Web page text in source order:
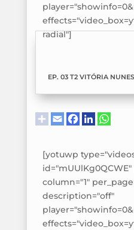
radial"]
EP. 03 T2 VITÓRIA NUNES
[yotuwp
column="1"
description="off"